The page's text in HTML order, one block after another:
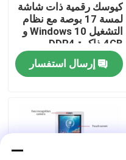
كيوسك رقمية ذات شاشة
لمسة 17 بوصة مع نظام
التشغيل Windows 10 و
4GB ذاكرة DDR4
لتطبيقات الخدمة الذاتية
إرسال استفسار